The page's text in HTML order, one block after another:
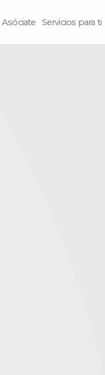
Asóciate Servicios para ti